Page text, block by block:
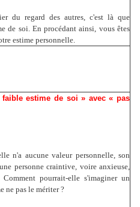
du regard des autres, c'est là que
de soi. En procédant ainsi, vous êtes
estime personnelle.
estime de soi » avec « pas
n'a aucune valeur personnelle, son
personne craintive, voire anxieuse,
pourrait-elle s'imaginer un
ne pas le mériter ?